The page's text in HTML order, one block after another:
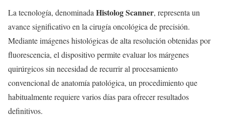
La tecnología, denominada Histolog Scanner, representa un
avance significativo en la cirugía oncológica de precisión.
Mediante imágenes histológicas de alta resolución obtenidas por
fluorescencia, el dispositivo permite evaluar los márgenes
quirúrgicos sin necesidad de recurrir al procesamiento
convencional de anatomía patológica, un procedimiento que
habitualmente requiere varios días para ofrecer resultados
definitivos.